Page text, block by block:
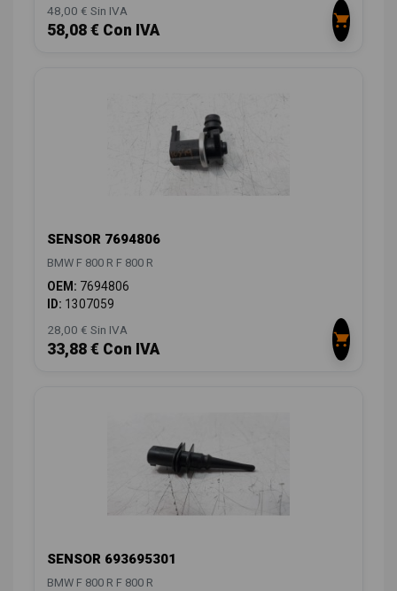
48,00 € Sin IVA
58,08 € Con IVA
SENSOR 7694806
BMW F 800 R F 800 R
OEM: 7694806
ID: 1307059
28,00 € Sin IVA
33,88 € Con IVA
SENSOR 693695301
BMW F 800 R F 800 R